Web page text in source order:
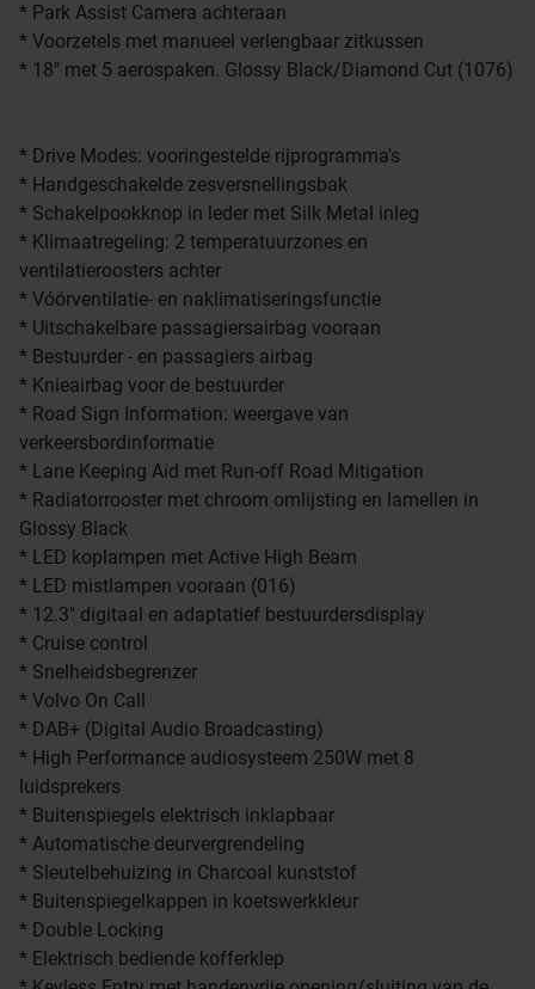
* Park Assist Camera achteraan
* Voorzetels met manueel verlengbaar zitkussen
* 18" met 5 aerospaken. Glossy Black/Diamond Cut (1076)
* Drive Modes: vooringestelde rijprogramma's
* Handgeschakelde zesversnellingsbak
* Schakelpookknop in leder met Silk Metal inleg
* Klimaatregeling: 2 temperatuurzones en
ventilatieroosters achter
* Vóórventilatie- en naklimatiseringsfunctie
* Uitschakelbare passagiersairbag vooraan
* Bestuurder - en passagiers airbag
* Knieairbag voor de bestuurder
* Road Sign Information: weergave van
verkeersbordinformatie
* Lane Keeping Aid met Run-off Road Mitigation
* Radiatorrooster met chroom omlijsting en lamellen in
Glossy Black
* LED koplampen met Active High Beam
* LED mistlampen vooraan (016)
* 12.3" digitaal en adaptatief bestuurdersdisplay
* Cruise control
* Snelheidsbegrenzer
* Volvo On Call
* DAB+ (Digital Audio Broadcasting)
* High Performance audiosysteem 250W met 8
luidsprekers
* Buitenspiegels elektrisch inklapbaar
* Automatische deurvergrendeling
* Sleutelbehuizing in Charcoal kunststof
* Buitenspiegelkappen in koetswerkkleur
* Double Locking
* Elektrisch bediende kofferklep